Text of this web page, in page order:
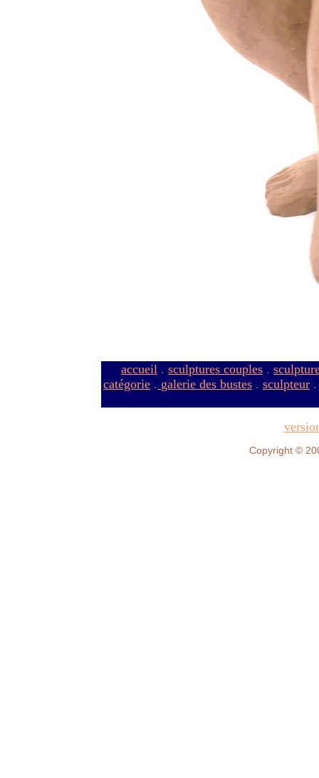
accueil . sculptures couples .
catégorie . galerie des bustes . sculpteur
Copyright ©